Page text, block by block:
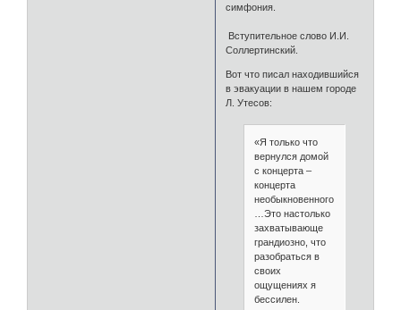
симфония.
Вступительное слово И.И.
Соллертинский.
Вот что писал находившийся
в эвакуации в нашем городе
Л. Утесов:
«Я только что
вернулся домой
с концерта –
концерта
необыкновенного.
…Это настолько
захватывающе
грандиозно, что
разобраться в
своих
ощущениях я
бессилен.